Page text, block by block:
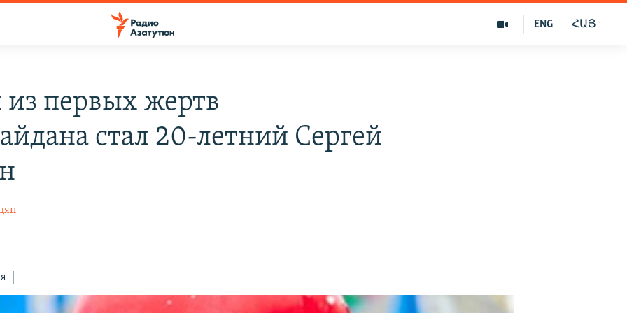
ՀԱՅ
ENG
первых жертв
стал 20-летний Сергей